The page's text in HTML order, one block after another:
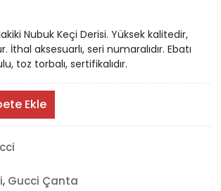
Nubuk Keçi Derisi. Yüksek kalitedir,
İthal aksesuarlı, seri numaralıdır. Ebatı
toz torbalı, sertifikalıdır.
Ekle
, Gucci Çanta